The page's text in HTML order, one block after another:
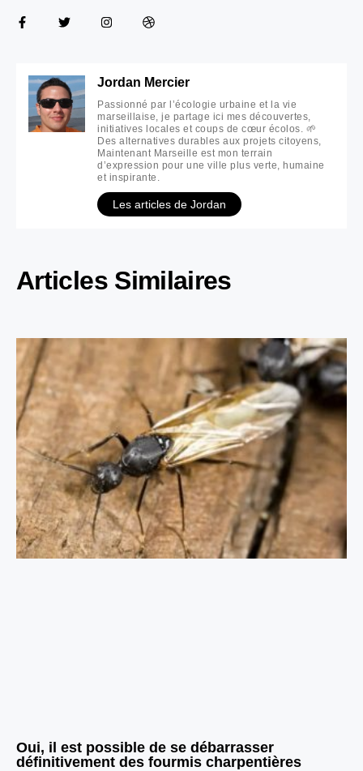
Jordan Mercier
Passionné par l’écologie urbaine et la vie
marseillaise, je partage ici mes découvertes,
initiatives locales et coups de cœur écolos. 🌱
Des alternatives durables aux projets citoyens,
Maintenant Marseille est mon terrain
d’expression pour une ville plus verte, humaine
et inspirante.
Les articles de Jordan
Articles Similaires
Oui, il est possible de se débarrasser
définitivement des fourmis charpentières